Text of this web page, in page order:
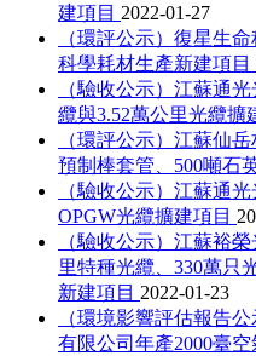
建項目 2022-01-27
（環評公示）復星生
科學耗材生產新建項目
（驗收公示）江蘇通
纜與3.52萬公里光纜擴
（環評公示）江蘇仙
預制棒套管、500噸石
（驗收公示）江蘇通
OPGW光纜擴建項目
（驗收公示）江蘇裕
里特種光纜、330萬只
新建項目 2022-01-23
（環境影響評估報告
有限公司年產2000臺